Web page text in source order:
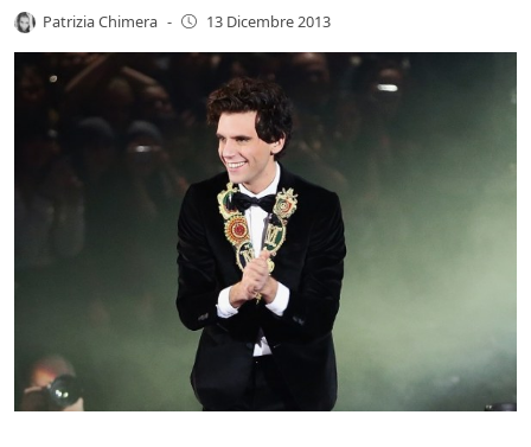
Patrizia Chimera - 13 Dicembre 2013